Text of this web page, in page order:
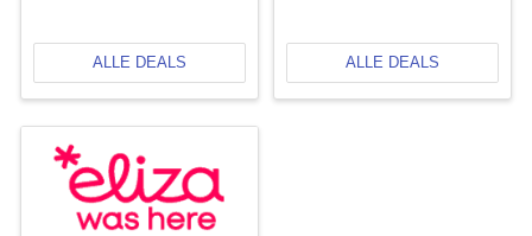
ALLE DEALS ALLE DEALS